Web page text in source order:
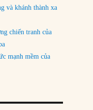
và khánh thành xa
chiến tranh của
mạnh mềm của